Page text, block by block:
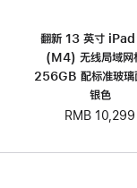
翻新 13 英寸
(M4) 无线局域网
256GB 配标准玻璃
银色
RMB 10,299